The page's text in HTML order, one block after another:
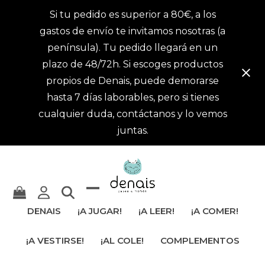
Si tu pedido es superior a 80€, a los
gastos de envío te invitamos nosotras (a
península). Tu pedido llegará en un
plazo de 48/72h. Si escoges productos
propios de Denais, puede demorarse
hasta 7 días laborables, pero si tienes
cualquier duda, contáctanos y lo vemos
juntas.
ocultar
móvil
DENAIS ¡A JUGAR! ¡A LEER! ¡A COMER!
¡A VESTIRSE! ¡AL COLE! COMPLEMENTOS